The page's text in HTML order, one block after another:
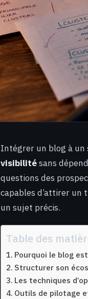
Intégrer un blog à un
visibilitésans
questions des
capables d’attirer un
un sujet précis.
Table des
Pourquoi le blog
Structurer son
Les techniques
Outils de pilotage